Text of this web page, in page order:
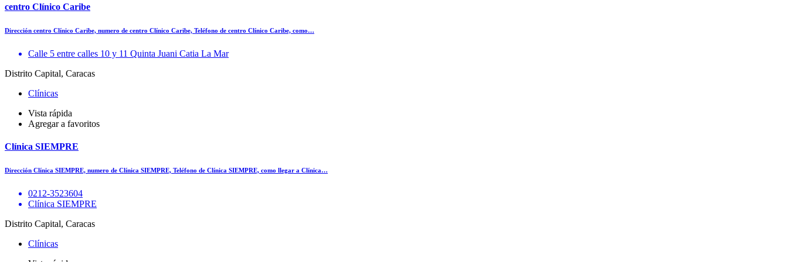
centro Clínico Caribe
Dirección centro Clínico Caribe, numero de centro Clínico Caribe, Teléfono de centro Clínico Caribe, como…
Calle 5 entre calles 10 y 11 Quinta Juani Catia La Mar
Distrito Capital, Caracas
Clínicas
Vista rápida
Agregar a favoritos
Clínica SIEMPRE
Dirección Clínica SIEMPRE, numero de Clínica SIEMPRE, Teléfono de Clínica SIEMPRE, como llegar a Clínica…
0212-3523604
Clínica SIEMPRE
Distrito Capital, Caracas
Clínicas